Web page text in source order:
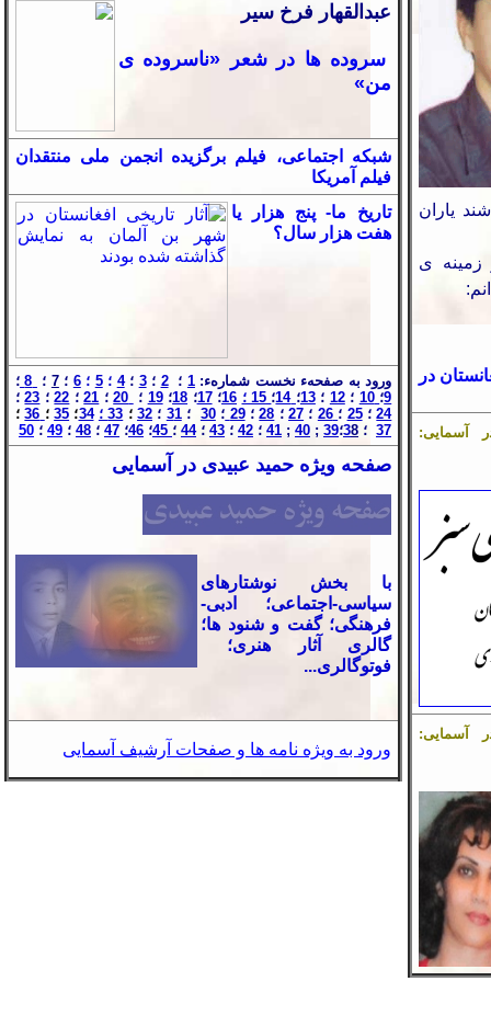
عبدالقهار فرخ سير
سروده ها در شعر «ناسروده ی
من»
شبکه اجتماعی، فیلم برگزیده انجمن ملی منتقدان
فیلم آمریکا
تاريخ ما- پنج هزار يا
هفت هزار سال؟
ورود به صفحهء نخست شمارهء: 1 ؛ 2 ؛ 3 ؛ 4 ؛ 5 ؛6 ؛7 ؛
؛
9؛ 10 ؛12 ؛13؛ 14 ؛ 15 ؛ 16؛17؛ 18؛19 ؛ ؛ 21؛ 22؛ 23؛
24 ؛25 ؛ 26 ؛ 27؛ 28؛29 ؛30 ؛ 31 ؛ 32 ؛ 33 ؛ 34؛ 35 ؛
؛
37 ؛ 38 ؛39
;
40
;
41 ؛ 42 ؛ 43 ؛44 ؛ ؛ 46؛ 47 ؛ 48 ؛ 49 ؛ 50
صفحه ویژه حمید عبیدی در آسمایی
با بخش نوشتارهای
سياسی-اجتماعی؛ ادبی-
فرهنگی؛ گفت و شنود ها؛
گالری آثار هنری؛
فوتوگالری...
ورود به ویژه نامه ها و صفحات آرشیف آسمایی
یاران
زمینه ی
در